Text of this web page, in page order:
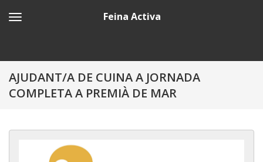
Feina Activa
AJUDANT/A DE CUINA A JORNADA
COMPLETA A PREMIÀ DE MAR